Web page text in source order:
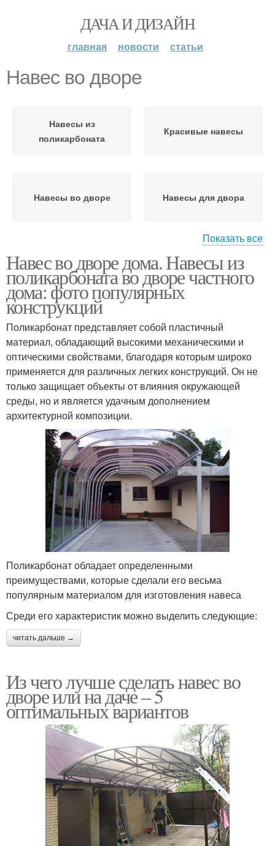
ДАЧА И ДИЗАЙН
главная новости статьи
Навес во дворе
Навесы из
поликарбоната
Красивые навесы
Навесы во дворе Навесы для двора
конструкционному
материалу
Навес к дому
Арки во дворе Навес для отдыха
Каркасы для навесов Деревянный навес
Навес из досок Металлический навес
Навес из профильных
труб
Навес из
поликарбоната
Навес перед домом Навесы к дому
Односкатные навесы
Навесы из
металлопрофиля
Дешевый навес Навес к сараю
Показать все
Навес во дворе дома. Навесы из
поликарбоната во дворе частного
дома: фото популярных
конструкций
Поликарбонат представляет собой пластичный
материал, обладающий высокими механическими и
оптическими свойствами, благодаря которым широко
применяется для различных легких конструкций. Он не
только защищает объекты от влияния окружающей
среды, но и является удачным дополнением
архитектурной композиции.
Поликарбонат обладает определенными
преимуществами, которые сделали его весьма
популярным материалом для изготовления навеса
Среди его характеристик можно выделить следующие:
читать дальше →
Из чего лучше сделать навес во
дворе или на даче – 5
оптимальных вариантов